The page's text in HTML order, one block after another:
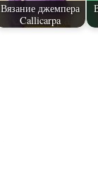
Вязание джемпера
Callicarpa